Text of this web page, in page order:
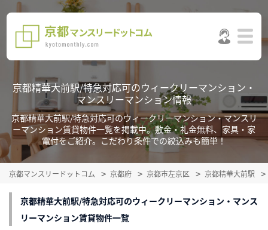
京都精華大前駅/特急対応可のウィークリーマンション・
マンスリーマンション情報
京都精華大前駅/特急対応可のウィークリーマンション・マンスリ
ーマンション賃貸物件一覧を掲載中。敷金・礼金無料、家具・家
電付をご紹介。こだわり条件での絞込みも簡単！
京都マンスリードットコム 京都府 京都市左京区 京都精華大前駅
京都精華大前駅/特急対応可のウィークリーマンション・マンス
リーマンション賃貸物件一覧